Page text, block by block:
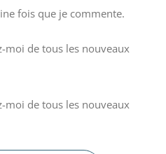
fois que je commente.
moi de tous les nouveaux
moi de tous les nouveaux